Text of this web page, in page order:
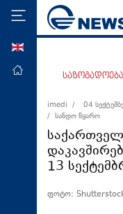
მთავარი
ეკონომიკა
მსოფლიო
ჯანდაცვა
საზოგადოება
imedi /
04
/ სანდო წყარო
13
ფოტო: